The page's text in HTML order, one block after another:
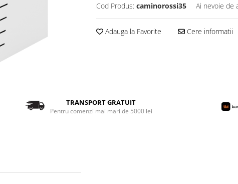
Cod Produs: caminorossi35 Ai nevoie de
Adauga la Favorite Cere informatii
TRANSPORT GRATUIT
Pentru comenzi mai mari de 5000 lei